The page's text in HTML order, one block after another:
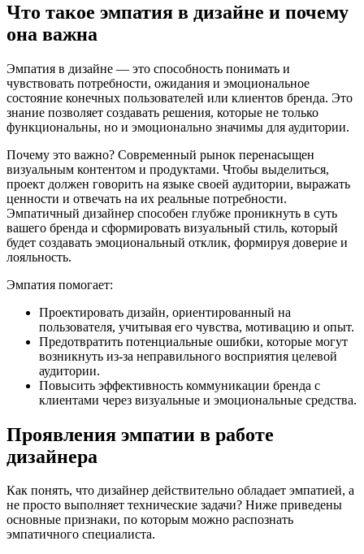
Что такое эмпатия в дизайне и почему
она важна
Эмпатия в дизайне — это способность понимать и
чувствовать потребности, ожидания и эмоциональное
состояние конечных пользователей или клиентов бренда. Это
знание позволяет создавать решения, которые не только
функциональны, но и эмоционально значимы для аудитории.
Почему это важно? Современный рынок перенасыщен
визуальным контентом и продуктами. Чтобы выделиться,
проект должен говорить на языке своей аудитории, выражать
ценности и отвечать на их реальные потребности.
Эмпатичный дизайнер способен глубже проникнуть в суть
вашего бренда и сформировать визуальный стиль, который
будет создавать эмоциональный отклик, формируя доверие и
лояльность.
Эмпатия помогает:
Проектировать дизайн, ориентированный на
пользователя, учитывая его чувства, мотивацию и опыт.
Предотвратить потенциальные ошибки, которые могут
возникнуть из-за неправильного восприятия целевой
аудитории.
Повысить эффективность коммуникации бренда с
клиентами через визуальные и эмоциональные средства.
Проявления эмпатии в работе
дизайнера
Как понять, что дизайнер действительно обладает эмпатией, а
не просто выполняет технические задачи? Ниже приведены
основные признаки, по которым можно распознать
эмпатичного специалиста.